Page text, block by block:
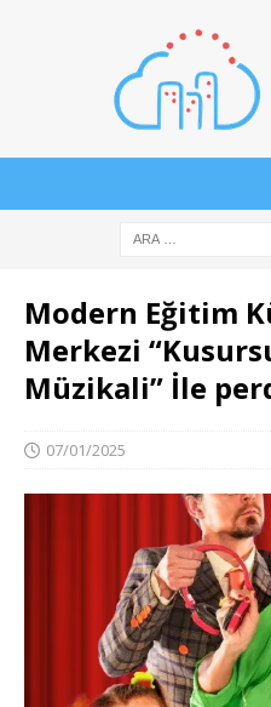
Modern Eğitim
Merkezi
Müzikali” İle
07/01/2025